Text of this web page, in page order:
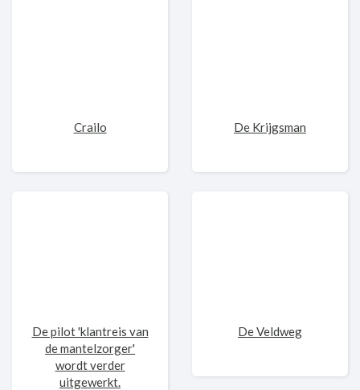
Crailo De Krijgsman
De pilot 'klantreis van
de mantelzorger'
wordt verder
uitgewerkt.
De Veldweg